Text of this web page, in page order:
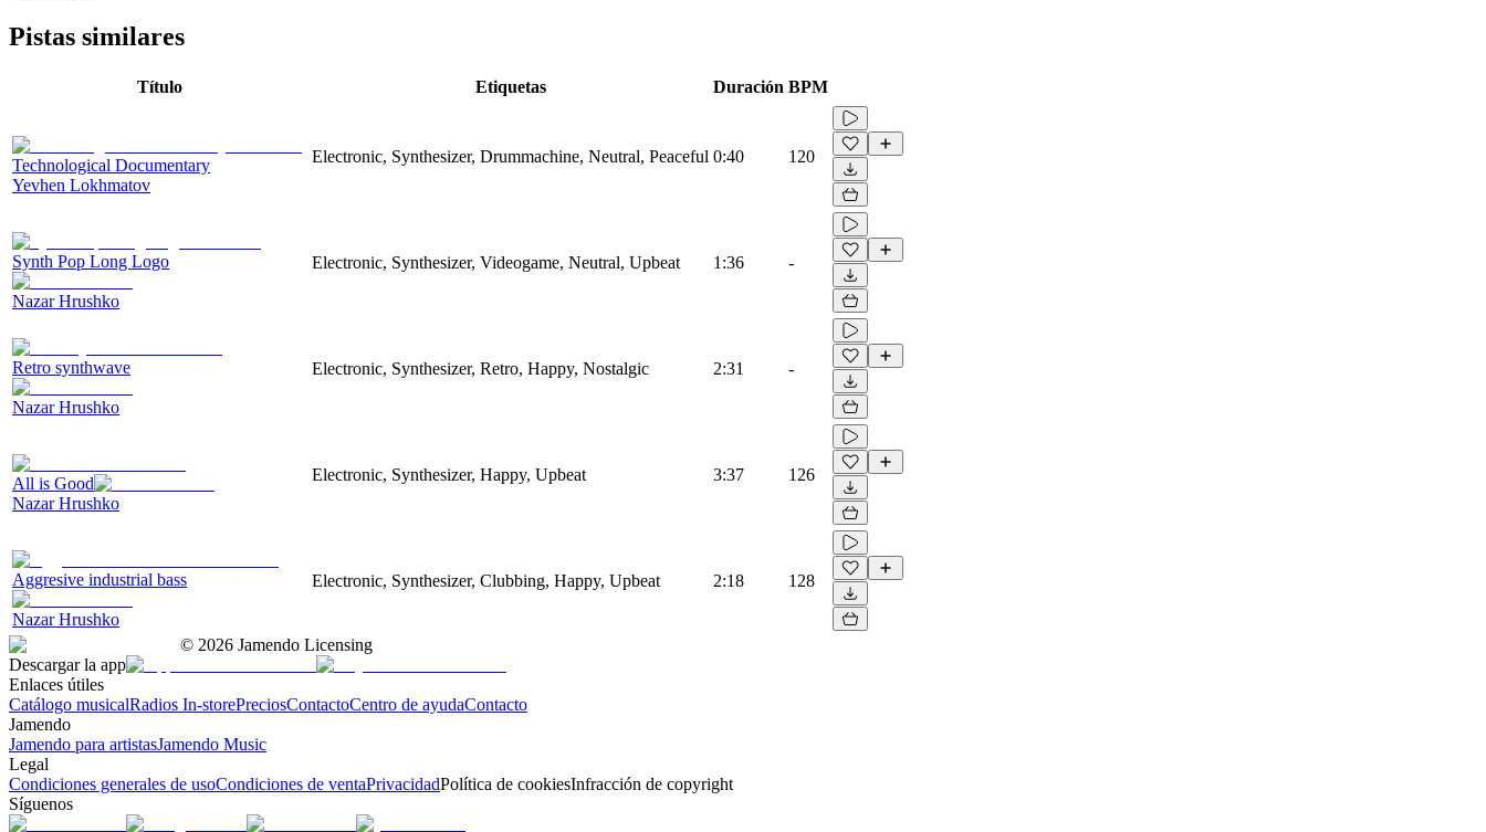
Pistas similares
Título Etiquetas Duración BPM
Technological Documentary
Yevhen Lokhmatov
Electronic, Synthesizer, Drummachine, Neutral, Peaceful 0:40 120
Synth Pop Long Logo
Nazar Hrushko
Electronic, Synthesizer, Videogame, Neutral, Upbeat 1:36 -
Retro synthwave
Nazar Hrushko
Electronic, Synthesizer, Retro, Happy, Nostalgic 2:31 -
All is Good
Nazar Hrushko
Electronic, Synthesizer, Happy, Upbeat 3:37 126
Aggresive industrial bass
Nazar Hrushko
Electronic, Synthesizer, Clubbing, Happy, Upbeat 2:18 128
© 2026 Jamendo Licensing
Descargar la app
Enlaces útiles
Catálogo musicalRadios In-storePreciosContactoCentro de ayudaContacto
Jamendo
Jamendo para artistasJamendo Music
Legal
Condiciones generales de usoCondiciones de ventaPrivacidadPolítica de cookiesInfracción de copyright
Síguenos